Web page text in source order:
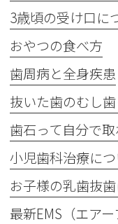
3歳頃の受け口に
おやつの食べ方
歯周病と全身疾患
抜いた歯のむし
歯石って自分で
小児歯科治療に
お子様の乳歯抜